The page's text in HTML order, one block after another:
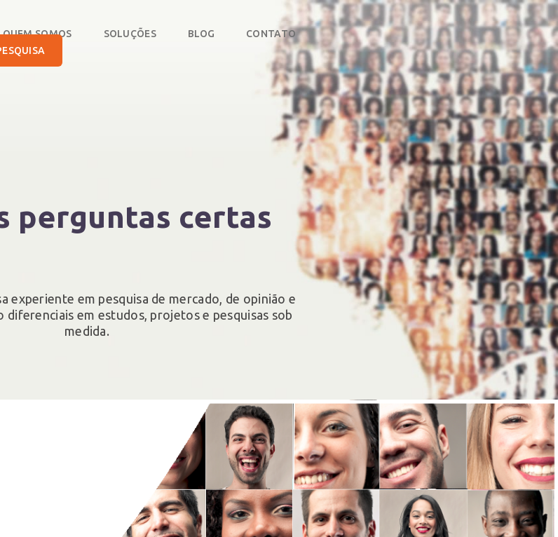
QUEM SOMOS SOLUÇÕES BLOG
CONTATO
perguntas certas
experiente em pesquisa de mercado, de opinião e
em estudos, projetos e pesquisas sob
medida.